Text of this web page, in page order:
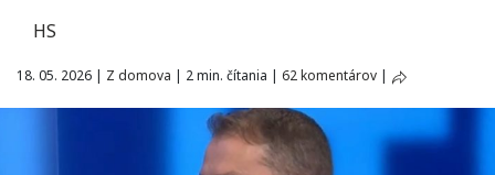
HS
18. 05. 2026 | Z domova | 2 min. čítania | 62 komentárov |